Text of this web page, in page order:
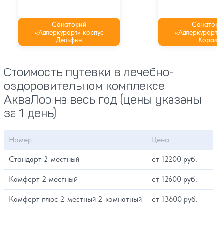
Санаторий
«Адлеркурорт» корпус
Дельфин
Стоимость путевки в лечебно-
оздоровительном комплексе
АкваЛоо на весь год (цены указаны
за 1 день)
Номер Цена
Стандарт 2-местный от 12200 руб.
Комфорт 2-местный от 12600 руб.
Комфорт плюс 2-местный 2-комнатный от 13600 руб.